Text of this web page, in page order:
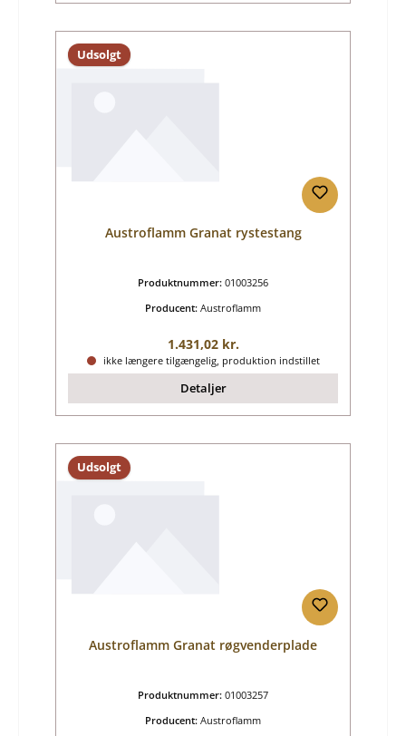
Udsolgt
Austroflamm Granat rystestang
Produktnummer: 01003256
Producent: Austroflamm
Almindelig pris:
1.431,02 kr.
ikke længere tilgængelig, produktion indstillet
Detaljer
Udsolgt
Austroflamm Granat røgvenderplade
Produktnummer: 01003257
Producent: Austroflamm